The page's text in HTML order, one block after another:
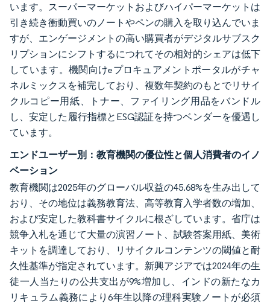
います。スーパーマーケットおよびハイパーマーケットは
引き続き衝動買いのノートやペンの購入を取り込んでいま
すが、エンゲージメントの高い購買者がデジタルサブスク
リプションにシフトするにつれてその相対的シェアは低下
しています。機関向けeプロキュアメントポータルがチャ
ネルミックスを補完しており、複数年契約のもとでリサイ
クルコピー用紙、トナー、ファイリング用品をバンドル
し、安定した履行指標とESG認証を持つベンダーを優遇し
ています。
エンドユーザー別：教育機関の優位性と個人消費者のイノ
ベーション
教育機関は2025年のグローバル収益の45.68%を生み出して
おり、その地位は義務教育法、高等教育入学者数の増加、
および安定した教科書サイクルに根ざしています。省庁は
競争入札を通じて大量の演習ノート、試験答案用紙、美術
キットを調達しており、リサイクルコンテンツの閾値と耐
久性基準が指定されています。新興アジアでは2024年の生
徒一人当たりの公共支出が9%増加し、インドの新たなカ
リキュラム義務により6年生以降の理科実験ノートが必須